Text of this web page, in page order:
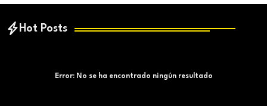
Hot Posts
Error:No se ha encontrado ningún resultado